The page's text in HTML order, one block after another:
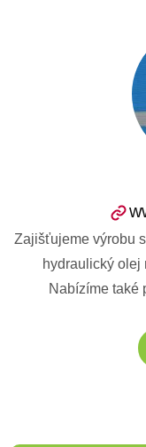
Zajišťujeme výrobu
hydraulický olej
Nabízíme také